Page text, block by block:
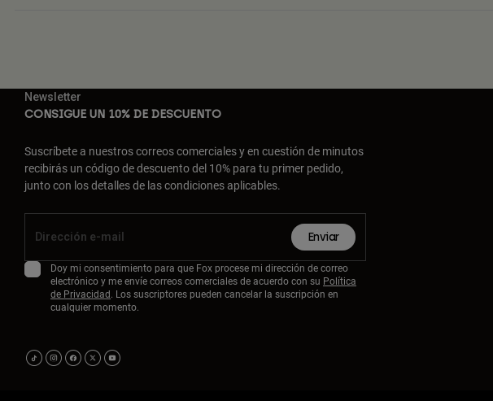
Newsletter
CONSIGUE UN 10% DE DESCUENTO
Suscríbete a nuestros correos comerciales y en cuestión de minutos
recibirás un código de descuento del 10% para tu primer pedido,
junto con los detalles de las condiciones aplicables.
Enviar
Doy mi consentimiento para que Fox procese mi dirección de correo
electrónico y me envíe correos comerciales de acuerdo con su Política
de Privacidad. Los suscriptores pueden cancelar la suscripción en
cualquier momento.